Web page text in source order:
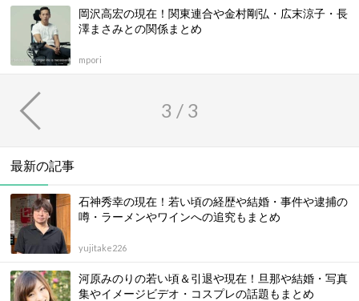
岡沢高宏の現在！関東連合や金村剛弘・広末涼子・長
澤まさみとの関係まとめ
mpori
3 / 3
最新の記事
石神秀幸の現在！若い頃の経歴や結婚・事件や逮捕の
噂・ラーメンやワインへの追究もまとめ
yujitake226
河原みのりの若い頃＆引退や現在！旦那や結婚・写真
集やイメージビデオ・コスプレの話題もまとめ